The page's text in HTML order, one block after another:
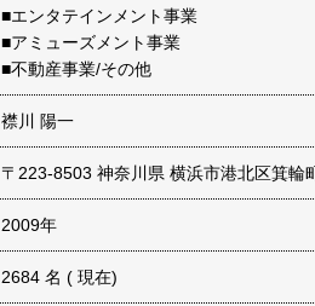
■エンタテインメント事業
■アミューズメント事業
■不動産事業/その他
襟川 陽一
〒223-8503 神奈川県 横浜市港北区箕輪
2009年
2684 名 ( 現在)